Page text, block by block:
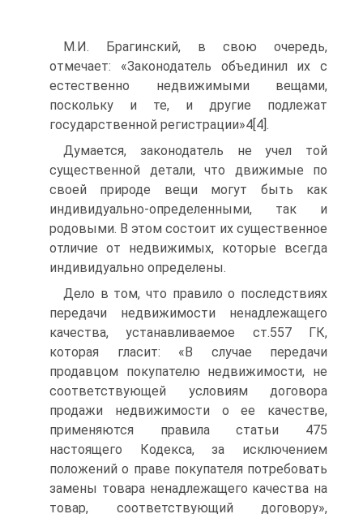
М.И. Брагинский, в свою очередь,
отмечает: «Законодатель объединил их с
естественно недвижимыми вещами,
поскольку и те, и другие подлежат
государственной регистрации»4[4].
Думается, законодатель не учел той
существенной детали, что движимые по
своей природе вещи могут быть как
индивидуально-определенными, так и
родовыми. В этом состоит их существенное
отличие от недвижимых, которые всегда
индивидуально определены.
Дело в том, что правило о последствиях
передачи недвижимости ненадлежащего
качества, устанавливаемое ст.557 ГК,
которая гласит: «В случае передачи
продавцом покупателю недвижимости, не
соответствующей условиям договора
продажи недвижимости о ее качестве,
применяются правила статьи 475
настоящего Кодекса, за исключением
положений о праве покупателя потребовать
замены товара ненадлежащего качества на
товар, соответствующий договору»,